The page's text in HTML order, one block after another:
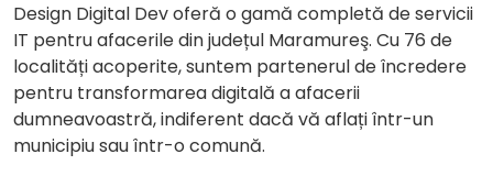
Design Digital Dev oferă o gamă completă de servicii
IT pentru afacerile din județul Maramureş. Cu 76 de
localități acoperite, suntem partenerul de încredere
pentru transformarea digitală a afacerii
dumneavoastră, indiferent dacă vă aflați într-un
municipiu sau într-o comună.